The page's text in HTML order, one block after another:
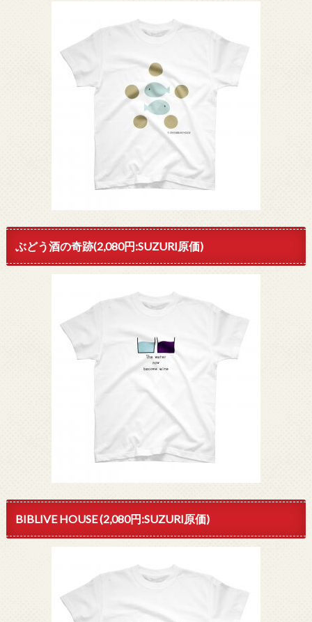
ぶどう酒の奇跡(2,080円:SUZURI原価)
BIBLIVE HOUSE (2,080円:SUZURI原価)